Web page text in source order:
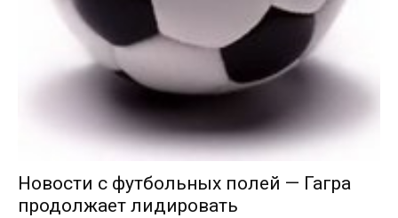
Новости с футбольных полей — Гагра
продолжает лидировать